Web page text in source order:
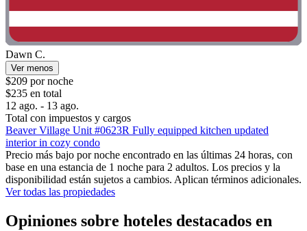
Dawn C.
Ver menos
$209 por noche
$235 en total
12 ago. - 13 ago.
Total con impuestos y cargos
Beaver Village Unit #0623R Fully equipped kitchen updated
interior in cozy condo
Precio más bajo por noche encontrado en las últimas 24 horas, con
base en una estancia de 1 noche para 2 adultos. Los precios y la
disponibilidad están sujetos a cambios. Aplican términos adicionales.
Ver todas las propiedades
Opiniones sobre hoteles destacados en